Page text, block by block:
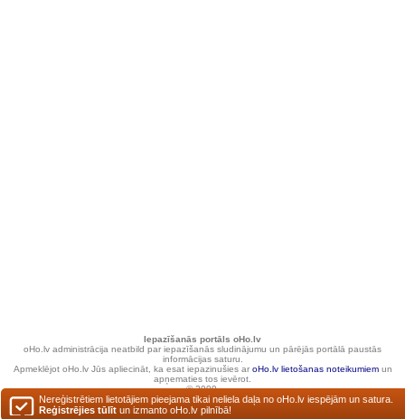
Iepazīšanās portāls oHo.lv
oHo.lv administrācija neatbild par iepazīšanās sludinājumu un pārējās portālā paustās
informācijas saturu.
Apmeklējot oHo.lv Jūs apliecināt, ka esat iepazinušies ar oHo.lv lietošanas noteikumiemun
apņematies tos ievērot.
© 2000.
Nereģistrētiem lietotājiem pieejama tikai neliela daļa no oHo.lv iespējām un satura.
Reģistrējies tūlīt un izmanto oHo.lv pilnībā!